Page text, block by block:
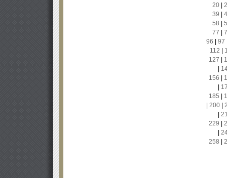
20|
39
58
77
96
97
112
127
156
185
200|
229
258